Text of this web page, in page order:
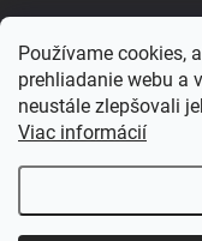
Používame cookies,
prehliadanie webu a
neustále zlepšovali
Viac informácií
Copyright 2026